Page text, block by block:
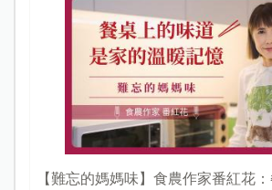
【難忘的媽媽味】食農作家番紅花